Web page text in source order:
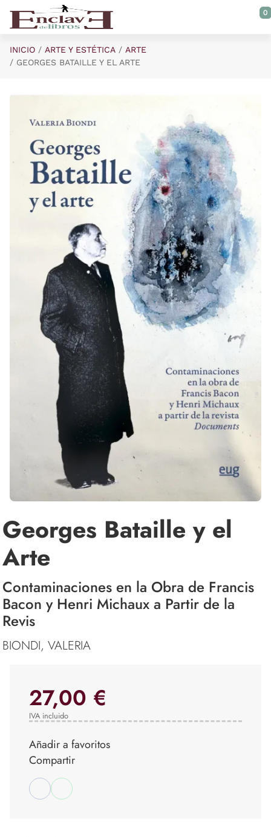
Saltar al contenido principal
0
INICIO ARTE Y ESTÉTICA
ARTE
GEORGES BATAILLE Y EL ARTE
Georges Bataille y el
Arte
Contaminaciones en la Obra de Francis
Bacon y Henri Michaux a Partir de la
Revis
BIONDI, VALERIA
27,00 €
IVA incluido
Añadir a favoritos
Compartir